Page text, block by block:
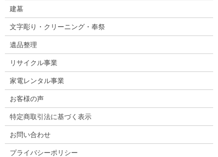
建墓
文字彫り・クリーニング・奉祭
遺品整理
リサイクル事業
家電レンタル事業
お客様の声
特定商取引法に基づく表示
お問い合わせ
プライバシーポリシー